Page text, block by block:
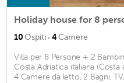
10Ospiti · 4Camere
Villa per 8 Persone + 2
Costa Adriatica italiana
4 Camere da letto, 2 Bagni,